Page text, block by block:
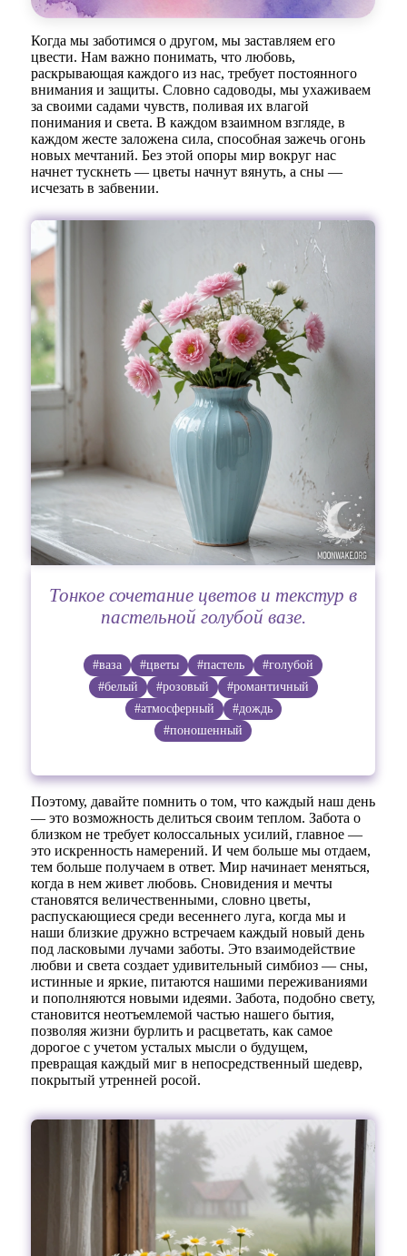
Когда мы заботимся о другом, мы заставляем его
цвести. Нам важно понимать, что любовь,
раскрывающая каждого из нас, требует постоянного
внимания и защиты. Словно садоводы, мы ухаживаем
за своими садами чувств, поливая их влагой
понимания и света. В каждом взаимном взгляде, в
каждом жесте заложена сила, способная зажечь огонь
новых мечтаний. Без этой опоры мир вокруг нас
начнет тускнеть — цветы начнут вянуть, а сны —
исчезать в забвении.
Тонкое сочетание цветов и текстур в
пастельной голубой вазе.
#ваза #цветы #пастель
#голубой
#белый
#розовый
#романтичный
#атмосферный
#дождь
#поношенный
Поэтому, давайте помнить о том, что каждый наш день
— это возможность делиться своим теплом. Забота о
близком не требует колоссальных усилий, главное —
это искренность намерений. И чем больше мы отдаем,
тем больше получаем в ответ. Мир начинает меняться,
когда в нем живет любовь. Сновидения и мечты
становятся величественными, словно цветы,
распускающиеся среди весеннего луга, когда мы и
наши близкие дружно встречаем каждый новый день
под ласковыми лучами заботы. Это взаимодействие
любви и света создает удивительный симбиоз — сны,
истинные и яркие, питаются нашими переживаниями
и пополняются новыми идеями. Забота, подобно свету,
становится неотъемлемой частью нашего бытия,
позволяя жизни бурлить и расцветать, как самое
дорогое с учетом усталых мысли о будущем,
превращая каждый миг в непосредственный шедевр,
покрытый утренней росой.